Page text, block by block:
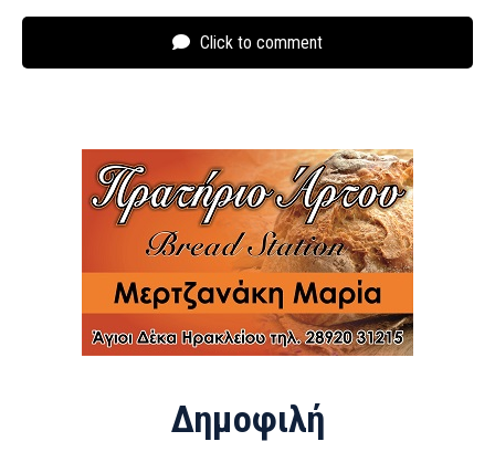
Click to comment
Δημοφιλή